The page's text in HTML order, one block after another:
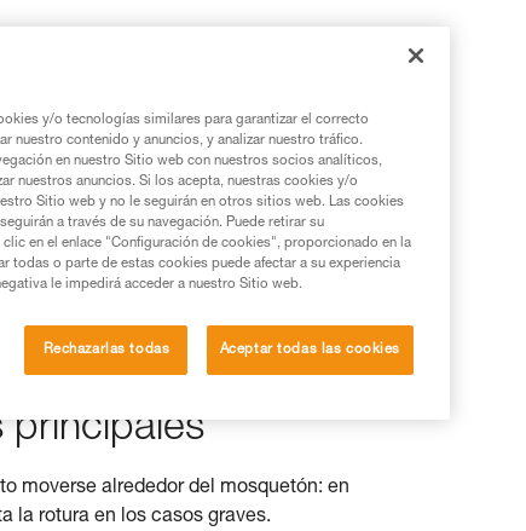
consejo antes de
para poder comprender
específico. Confirme a
y con total seguridad,
existir otras que no
principales
moverse alrededor del mosquetón: en
la rotura en los casos graves.
y/o tecnologías similares para garantizar el correcto
nuestro contenido y anuncios, y analizar nuestro tráfico.
en nuestro Sitio web con nuestros socios analíticos,
nuestros anuncios. Si los acepta, nuestras cookies y/o
Sitio web y no le seguirán en otros sitios web. Las cookies
a través de su navegación. Puede retirar su
en el enlace "Configuración de cookies", proporcionado en la
todas o parte de estas cookies puede afectar a su experiencia
le impedirá acceder a nuestro Sitio web.
Rechazarlas todas Aceptar todas las cookies